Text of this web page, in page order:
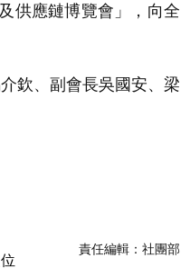
供應鏈博覽會」，向全
欽、副會長吳國安、梁
責任編輯： 社團部